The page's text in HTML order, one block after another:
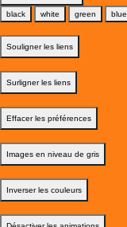
black white green blue
Souligner les liens
Surligner les liens
Effacer les préférences
Images en niveau de gris
Inverser les couleurs